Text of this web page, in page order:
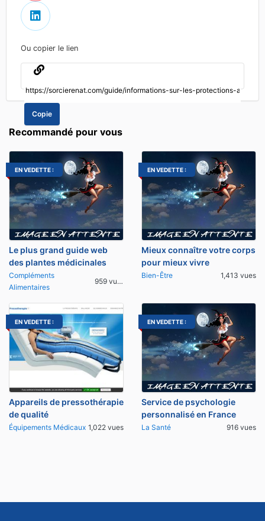
Ou copier le lien
Copie
Recommandé pour vous
EN VEDETTE :
Le plus grand guide web
des plantes médicinales
Compléments
Alimentaires
959 vues
EN VEDETTE :
Mieux connaître votre corps
pour mieux vivre
Bien-Être 1,413 vues
EN VEDETTE :
Appareils de pressothérapie
de qualité
Équipements Médicaux 1,022 vues
EN VEDETTE :
Service de psychologie
personnalisé en France
La Santé 916 vues